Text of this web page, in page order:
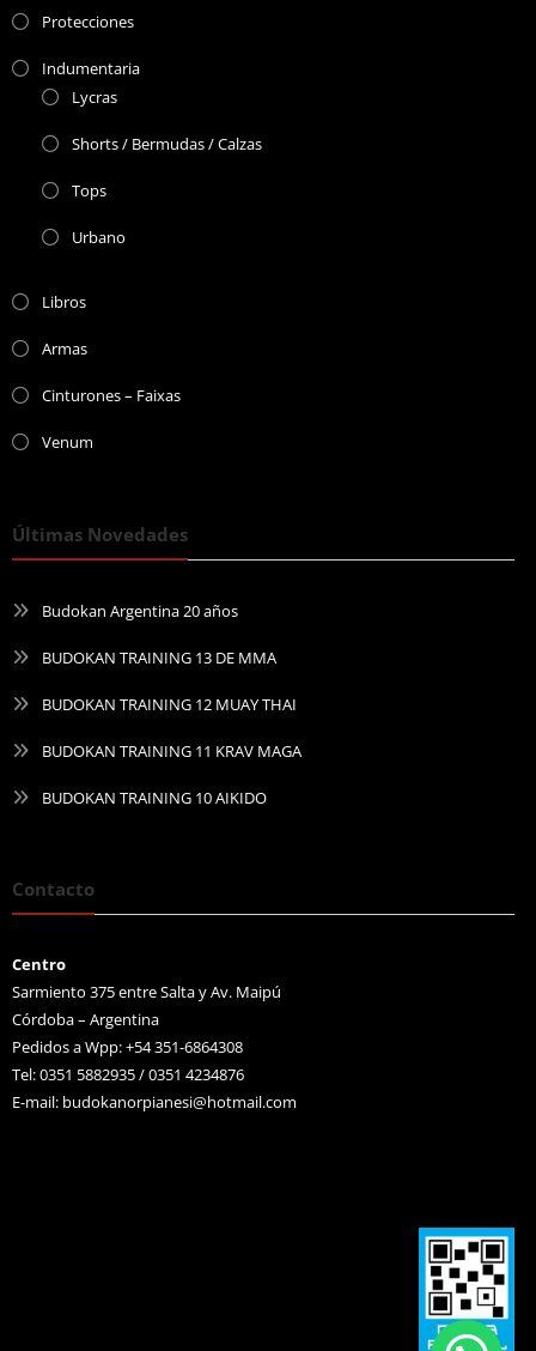
Protecciones
Indumentaria
Lycras
Shorts / Bermudas / Calzas
Tops
Urbano
Libros
Armas
Cinturones – Faixas
Venum
Últimas Novedades
Budokan Argentina 20 años
BUDOKAN TRAINING 13 DE MMA
BUDOKAN TRAINING 12 MUAY THAI
BUDOKAN TRAINING 11 KRAV MAGA
BUDOKAN TRAINING 10 AIKIDO
Contacto
Centro
Sarmiento 375 entre Salta y Av. Maipú
Córdoba – Argentina
Pedidos a Wpp: +54 351-6864308
Tel: 0351 5882935 / 0351 4234876
E-mail: budokanorpianesi@hotmail.com